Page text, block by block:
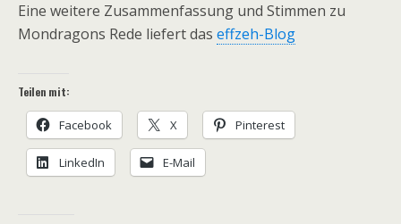
Eine weitere Zusammenfassung und Stimmen zu
Mondragons Rede liefert das effzeh-Blog
Teilen mit:
Facebook X Pinterest
LinkedIn E-Mail